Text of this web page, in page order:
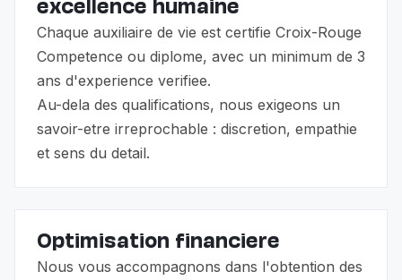
excellence humaine
Chaque auxiliaire de vie est certifie Croix-Rouge
Competence ou diplome, avec un minimum de 3
ans d'experience verifiee.
Au-dela des qualifications, nous exigeons un
savoir-etre irreprochable : discretion, empathie
et sens du detail.
Optimisation financiere
Nous vous accompagnons dans l'obtention des